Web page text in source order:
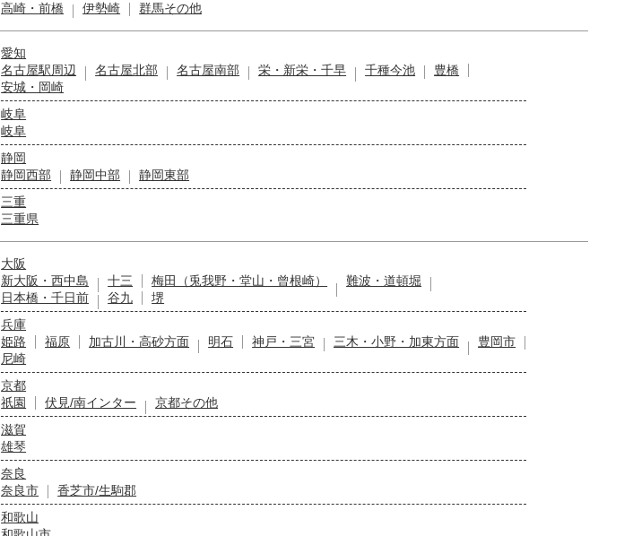
高崎・前橋
伊勢崎 群馬その他
愛知
名古屋駅周辺
名古屋北部 名古屋南部 栄・新栄・千早 千種今池
豊橋
安城・岡崎
岐阜
岐阜
静岡
静岡西部
静岡中部
静岡東部
三重
三重県
大阪
新大阪・西中島
十三 梅田（兎我野・堂山・曾根崎）
難波・道頓堀
日本橋・千日前
谷九
堺
兵庫
姫路
福原 加古川・高砂方面 明石 神戸・三宮 三木・小野・加東方面
豊岡市
尼崎
京都
祇園
伏見/南インター
京都その他
滋賀
雄琴
奈良
奈良市
香芝市/生駒郡
和歌山